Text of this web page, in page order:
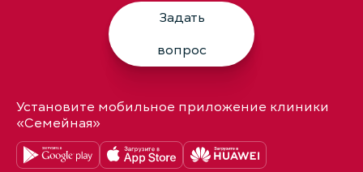
Задать
вопрос
Установите мобильное приложение клиники
«Семейная»